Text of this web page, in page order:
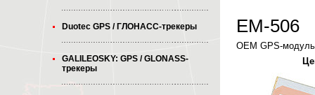
Duotec GPS / ГЛОНАСС-трекеры
GALILEOSKY: GPS / GLONASS-
трекеры
EM-506
OEM GPS-модуль